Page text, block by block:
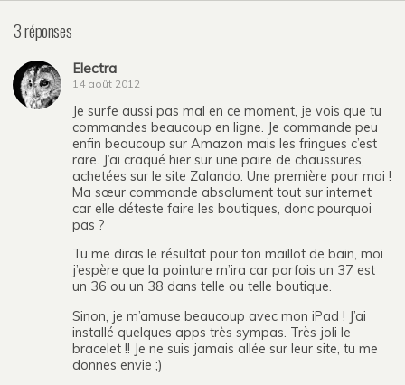
3 réponses
Electra
14 août 2012
Je surfe aussi pas mal en ce moment, je vois que tu
commandes beaucoup en ligne. Je commande peu
enfin beaucoup sur Amazon mais les fringues c’est
rare. J’ai craqué hier sur une paire de chaussures,
achetées sur le site Zalando. Une première pour moi !
Ma sœur commande absolument tout sur internet
car elle déteste faire les boutiques, donc pourquoi
pas ?
Tu me diras le résultat pour ton maillot de bain, moi
j’espère que la pointure m’ira car parfois un 37 est
un 36 ou un 38 dans telle ou telle boutique.
Sinon, je m’amuse beaucoup avec mon iPad ! J’ai
installé quelques apps très sympas. Très joli le
bracelet !! Je ne suis jamais allée sur leur site, tu me
donnes envie ;)